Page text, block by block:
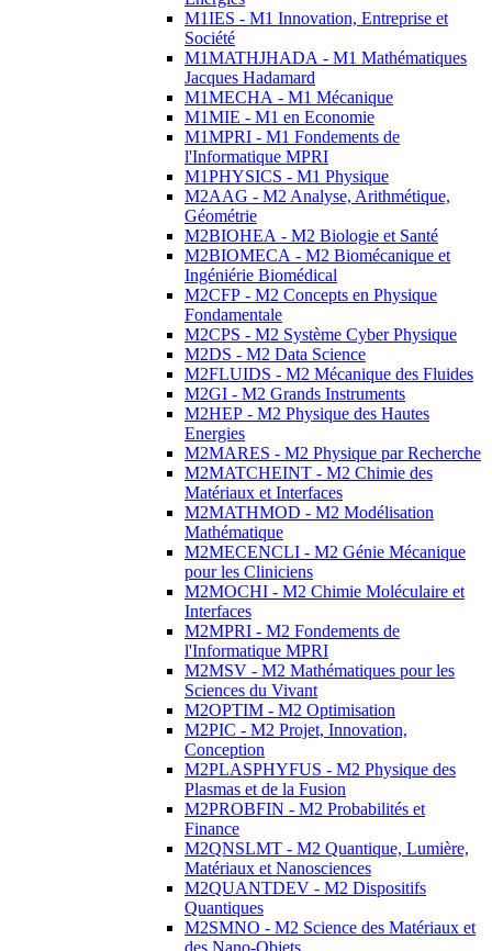
M1IES - M1 Innovation, Entreprise et
Société
M1MATHJHADA - M1 Mathématiques
Jacques Hadamard
M1MECHA - M1 Mécanique
M1MIE - M1 en Economie
M1MPRI - M1 Fondements de
l'Informatique MPRI
M1PHYSICS - M1 Physique
M2AAG - M2 Analyse, Arithmétique,
Géométrie
M2BIOHEA - M2 Biologie et Santé
M2BIOMECA - M2 Biomécanique et
Ingéniérie Biomédical
M2CFP - M2 Concepts en Physique
Fondamentale
M2CPS - M2 Système Cyber Physique
M2DS - M2 Data Science
M2FLUIDS - M2 Mécanique des Fluides
M2GI - M2 Grands Instruments
M2HEP - M2 Physique des Hautes
Energies
M2MARES - M2 Physique par Recherche
M2MATCHEINT - M2 Chimie des
Matériaux et Interfaces
M2MATHMOD - M2 Modélisation
Mathématique
M2MECENCLI - M2 Génie Mécanique
pour les Cliniciens
M2MOCHI - M2 Chimie Moléculaire et
Interfaces
M2MPRI - M2 Fondements de
l'Informatique MPRI
M2MSV - M2 Mathématiques pour les
Sciences du Vivant
M2OPTIM - M2 Optimisation
M2PIC - M2 Projet, Innovation,
Conception
M2PLASPHYFUS - M2 Physique des
Plasmas et de la Fusion
M2PROBFIN - M2 Probabilités et
Finance
M2QNSLMT - M2 Quantique, Lumière,
Matériaux et Nanosciences
M2QUANTDEV - M2 Dispositifs
Quantiques
M2SMNO - M2 Science des Matériaux et
des Nano-Objets